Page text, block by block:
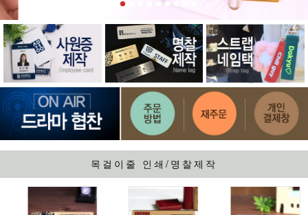
목걸이줄 인쇄/명찰제작